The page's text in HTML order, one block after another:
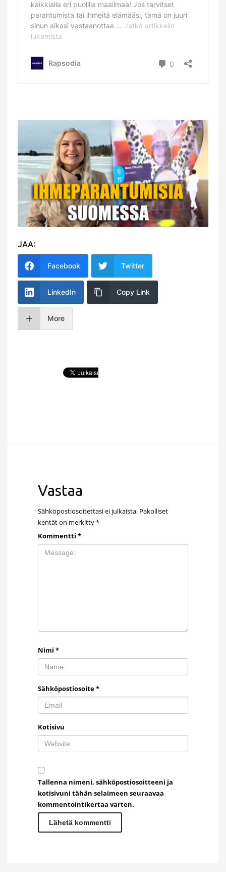
JAA:
Facebook Twitter
LinkedIn Copy Link
More
Vastaa
Sähköpostiosoitettasi ei julkaista. Pakolliset
kentät on merkitty*
Kommentti *
Nimi *
Sähköpostiosoite*
Kotisivu
Tallenna nimeni, sähköpostiosoitteeni ja
kotisivuni tähän selaimeen seuraavaa
kommentointikertaa varten.